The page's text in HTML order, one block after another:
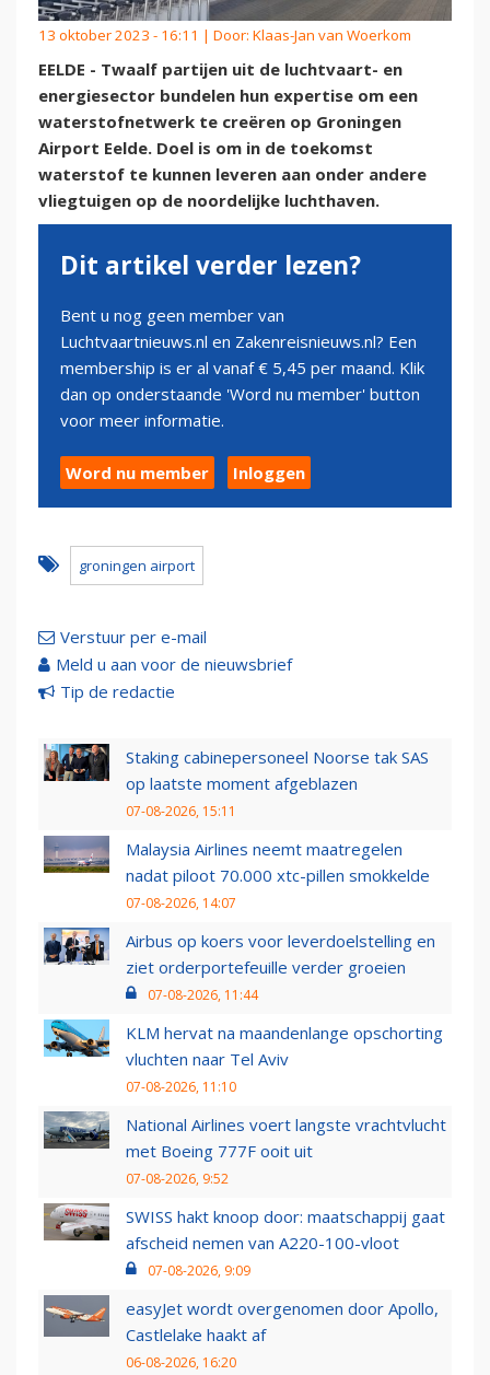
13 oktober 2023 - 16:11 | Door: Klaas-Jan van Woerkom
EELDE - Twaalf partijen uit de luchtvaart- en
energiesector bundelen hun expertise om een
waterstofnetwerk te creëren op Groningen
Airport Eelde. Doel is om in de toekomst
waterstof te kunnen leveren aan onder andere
vliegtuigen op de noordelijke luchthaven.
Dit artikel verder lezen?
Bent u nog geen member van
Luchtvaartnieuws.nl en Zakenreisnieuws.nl? Een
membership is er al vanaf € 5,45 per maand. Klik
dan op onderstaande 'Word nu member' button
voor meer informatie.
Word nu member Inloggen
groningen airport
Verstuur per e-mail
Meld u aan voor de nieuwsbrief
Tip de redactie
Staking cabinepersoneel Noorse tak SAS
op laatste moment afgeblazen
07-08-2026, 15:11
Malaysia Airlines neemt maatregelen
nadat piloot 70.000 xtc-pillen smokkelde
07-08-2026, 14:07
Airbus op koers voor leverdoelstelling en
ziet orderportefeuille verder groeien
07-08-2026, 11:44
KLM hervat na maandenlange opschorting
vluchten naar Tel Aviv
07-08-2026, 11:10
National Airlines voert langste vrachtvlucht
met Boeing 777F ooit uit
07-08-2026, 9:52
SWISS hakt knoop door: maatschappij gaat
afscheid nemen van A220-100-vloot
07-08-2026, 9:09
easyJet wordt overgenomen door Apollo,
Castlelake haakt af
06-08-2026, 16:20